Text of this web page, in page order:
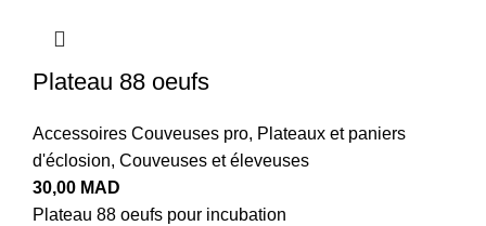
Plateau 88 oeufs
Accessoires Couveuses pro, Plateaux et paniers
d'éclosion, Couveuses et éleveuses
30,00 MAD
Plateau 88 oeufs pour incubation